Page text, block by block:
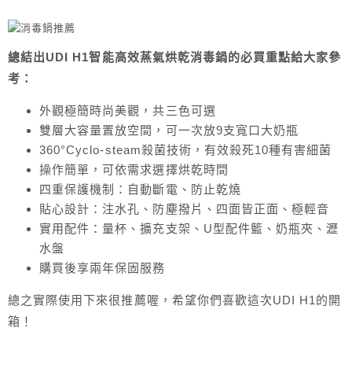
總結出UDI H1智能高效蒸氣烘乾消毒鍋的必買重點給大家參
考：
外觀極簡時尚美觀，共三色可選
雙層大容量置放空間，可一次放9支寬口大奶瓶
360°Cyclo-steam殺菌技術，有效殺死10種有害細菌
操作簡單，可依需求選擇烘乾時間
四重保護機制：自動斷電、防止乾燒
貼心設計：注水孔、防塵撥片、四面皆正面、極輕音
實用配件：量杯、擴充支架、U型配件籃、奶瓶夾、瀝
水盤
購買後享兩年保固服務
總之實際使用下來很推薦喔，希望你們喜歡這次UDI H1的開
箱！